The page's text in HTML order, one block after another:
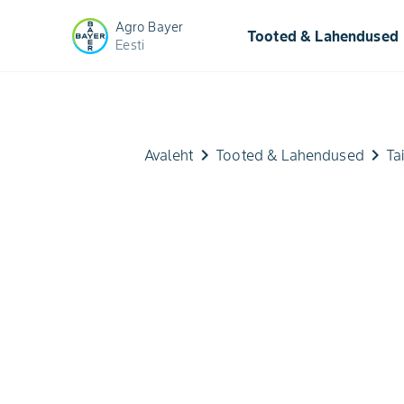
Agro Bayer
Eesti
Tooted & Lahendused
Avaleht keyboard_arrow_rightTooted & Lahendused keyboard_arrow_right